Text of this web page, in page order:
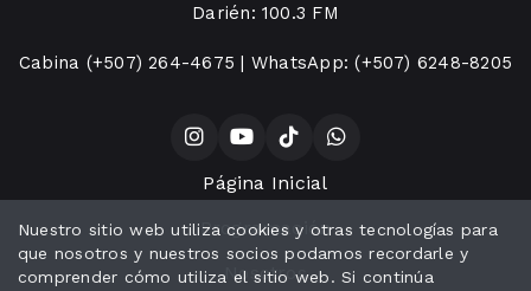
Darién: 100.3 FM
Cabina (+507) 264-4675 | WhatsApp: (+507) 6248-8205
Página Inicial
Programación
Nosotros
Nuestro sitio web utiliza cookies y otras tecnologías para
que nosotros y nuestros socios podamos recordarle y
comprender cómo utiliza el sitio web. Si continúa